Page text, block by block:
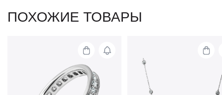
ПОХОЖИЕ ТОВАРЫ